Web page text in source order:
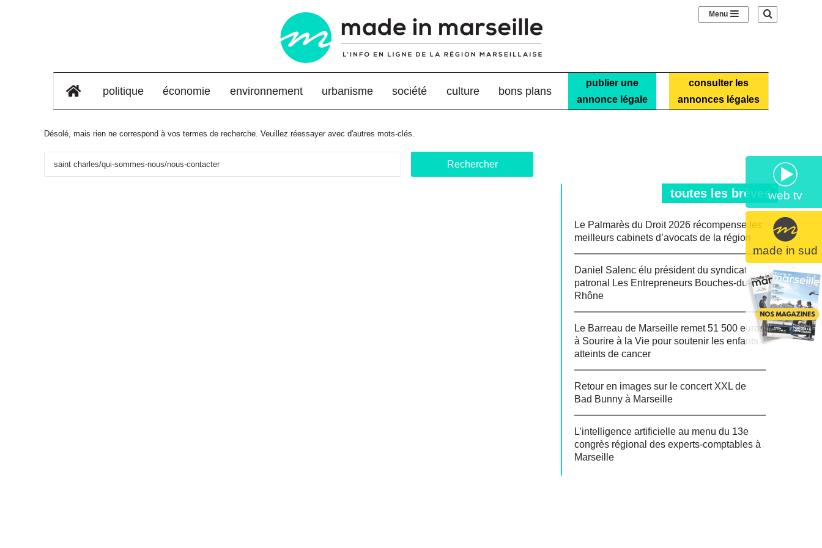
web tv
made in sud
Sidebar (barre
élément de menu
politique économie environnement urbanisme société culture bons plans
publier une
annonce légale
consulter les
annonces légales
Désolé, mais rien ne correspond à vos termes de recherche. Veuillez réessayer avec d'autres mots-clés.
toutes les brèves
Le Palmarès du Droit 2026 récompense les
meilleurs cabinets d’avocats de la région
Daniel Salenc élu président du syndicat
patronal Les Entrepreneurs Bouches-du-
Rhône
Le Barreau de Marseille remet 51 500 euros
à Sourire à la Vie pour soutenir les enfants
atteints de cancer
Retour en images sur le concert XXL de
Bad Bunny à Marseille
L’intelligence artificielle au menu du 13e
congrès régional des experts-comptables à
Marseille